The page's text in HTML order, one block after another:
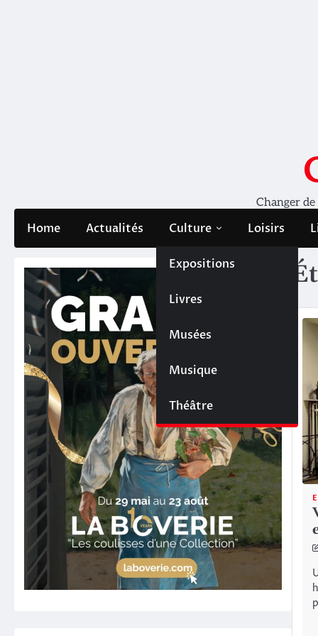
Changer
Home Actualités Culture
Expositions
Livres
Musées
Musique
Théâtre
Loisirs